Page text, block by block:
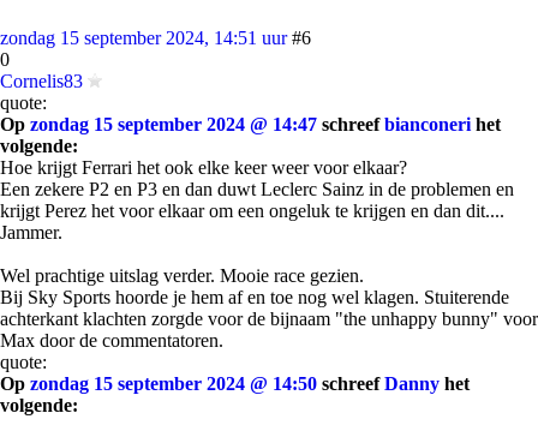
zondag 15 september 2024, 14:51 uur #6
0
Cornelis83
quote:
Op zondag 15 september 2024 @ 14:47 schreefbianconeri het
volgende:
Hoe krijgt Ferrari het ook elke keer weer voor elkaar?
Een zekere P2 en P3 en dan duwt Leclerc Sainz in de problemen en
krijgt Perez het voor elkaar om een ongeluk te krijgen en dan dit....
Jammer.
Wel prachtige uitslag verder. Mooie race gezien.
Bij Sky Sports hoorde je hem af en toe nog wel klagen. Stuiterende
achterkant klachten zorgde voor de bijnaam "the unhappy bunny" voor
Max door de commentatoren.
quote:
Op zondag 15 september 2024 @ 14:50 schreefDanny het
volgende: